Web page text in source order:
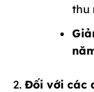
thu
Đối với các